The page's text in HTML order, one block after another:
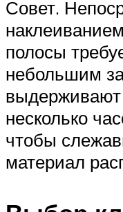
Совет.
полосы
небольшим
выдерживают
несколько
чтобы
материал